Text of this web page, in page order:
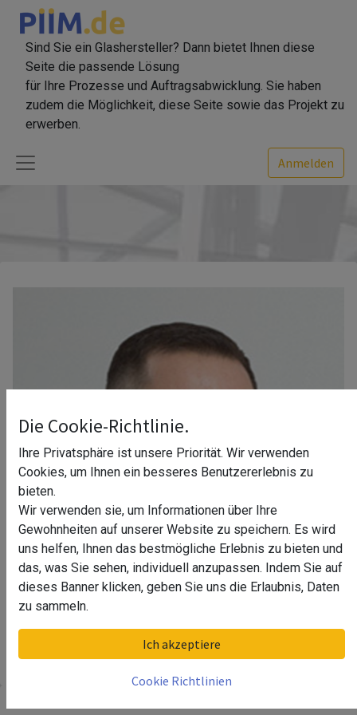
Sind Sie ein Glashersteller? Dann bietet Ihnen diese
Seite die passende Lösung
für Ihre Prozesse und Auftragsabwicklung. Sie haben
zudem die Möglichkeit, diese Seite sowie das Projekt zu
erwerben.
Anmelden
Ihr Berater in Hannover
Die Cookie-Richtlinie.
Ihre Privatsphäre ist unsere Priorität. Wir verwenden
Cookies, um Ihnen ein besseres Benutzererlebnis zu
bieten.
Wir verwenden sie, um Informationen über Ihre
Gewohnheiten auf unserer Website zu speichern. Es wird
uns helfen, Ihnen das bestmögliche Erlebnis zu bieten und
das, was Sie sehen, individuell anzupassen. Indem Sie auf
dieses Banner klicken, geben Sie uns die Erlaubnis, Daten
zu sammeln.
Ich akzeptiere
Cookie Richtlinien